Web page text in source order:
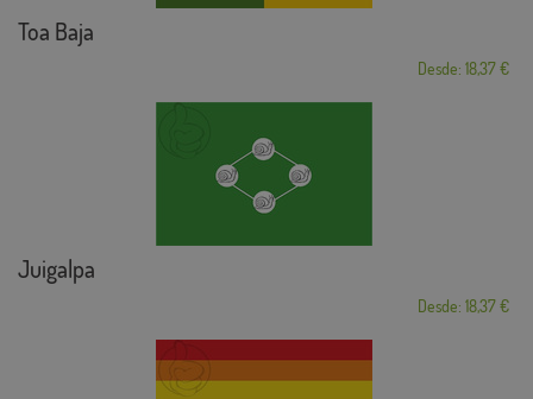
Toa Baja
Desde: 18,37 €
Juigalpa
Desde: 18,37 €